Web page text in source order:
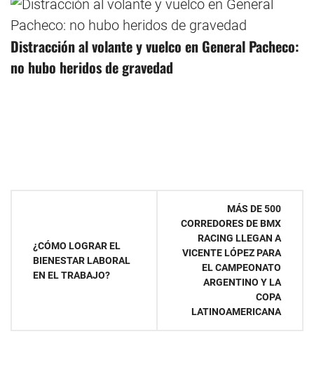
Distracción al volante y vuelco en General Pacheco:
no hubo heridos de gravedad
entradas
¿CÓMO LOGRAR EL
BIENESTAR LABORAL
EN EL TRABAJO?
MÁS DE 500
CORREDORES DE BMX
RACING LLEGAN A
VICENTE LÓPEZ PARA
EL CAMPEONATO
ARGENTINO Y LA
COPA
LATINOAMERICANA